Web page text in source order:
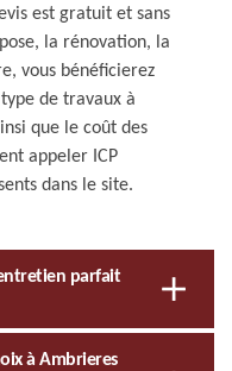
est gratuit et sans
la rénovation, la
vous bénéficierez
de travaux à
que le coût des
appeler ICP
dans le site.
parfait
à Ambrieres